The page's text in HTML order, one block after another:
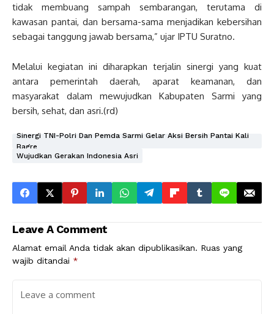
tidak membuang sampah sembarangan, terutama di
kawasan pantai, dan bersama-sama menjadikan kebersihan
sebagai tanggung jawab bersama,” ujar IPTU Suratno.
Melalui kegiatan ini diharapkan terjalin sinergi yang kuat
antara pemerintah daerah, aparat keamanan, dan
masyarakat dalam mewujudkan Kabupaten Sarmi yang
bersih, sehat, dan asri.(rd)
Sinergi TNI-Polri Dan Pemda Sarmi Gelar Aksi Bersih Pantai Kali
Bagre
Wujudkan Gerakan Indonesia Asri
Leave A Comment
Alamat email Anda tidak akan dipublikasikan. Ruas yang
wajib ditandai *